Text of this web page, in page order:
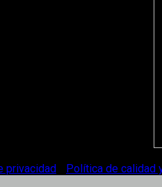
privacidad Política de calidad